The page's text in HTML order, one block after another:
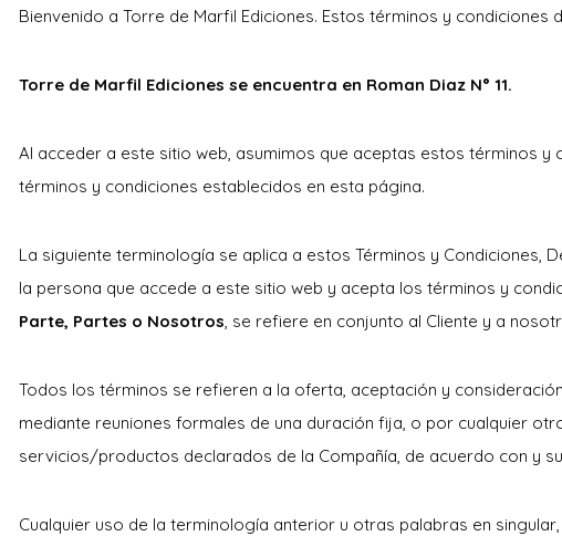
Bienvenido a Torre de Marfil Ediciones. Estos términos y
Torre de Marfil Ediciones se encuentra en Roman Diaz N° 11.
Al acceder a este sitio web, asumimos que aceptas estos términos
términos y condiciones establecidos en esta página.
La siguiente terminología se aplica a estos Términos y Condiciones,
la persona que accede a este sitio web y acepta los términos y
Parte, Partes o Nosotros, se refiere en conjunto al Cliente y a
Todos los términos se refieren a la oferta, aceptación y
mediante reuniones formales de una duración fija, o por cualquier
servicios/productos declarados de la Compañía, de acuerdo con y
Cualquier uso de la terminología anterior u otras palabras en